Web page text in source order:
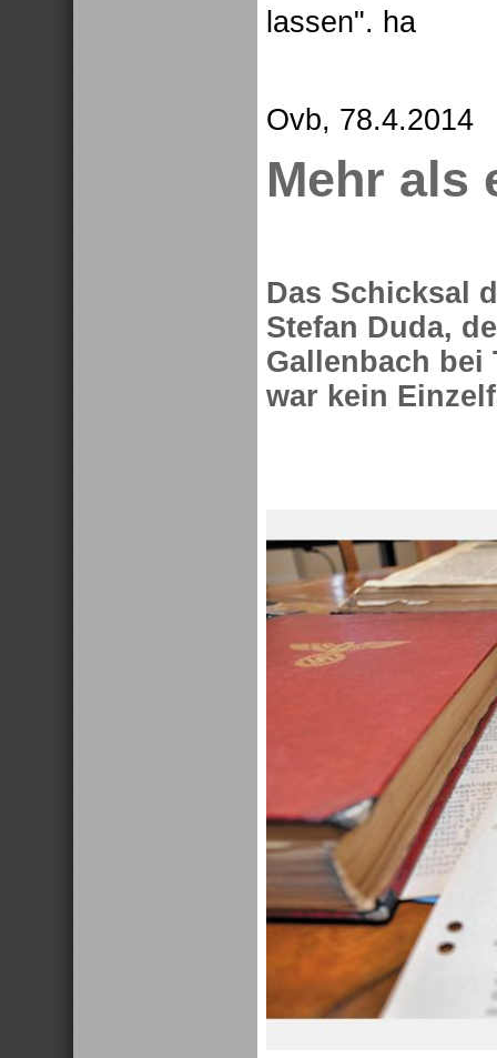
lassen". ha
Ovb, 78.4.2014
Mehr als
Das Schicksal
Stefan Duda,
Gallenbach
war kein